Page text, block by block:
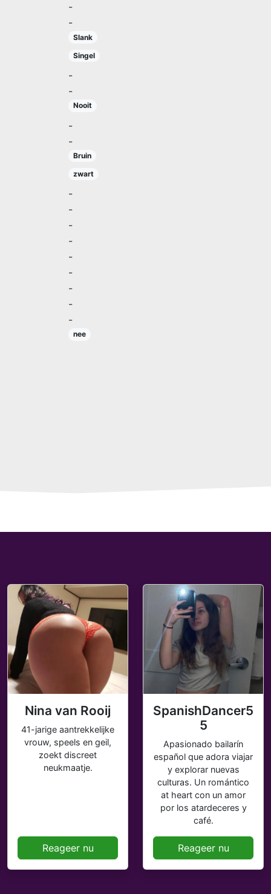
-
-
Slank
Singel
-
-
Nooit
-
-
Bruin
zwart
-
-
-
-
-
-
-
-
-
nee
Nina van Rooij
41-jarige aantrekkelijke
vrouw, speels en geil,
zoekt discreet
neukmaatje.
Reageer nu
SpanishDancer5
5
Apasionado bailarín
español que adora viajar
y explorar nuevas
culturas. Un romántico
at heart con un amor
por los atardeceres y
café.
Reageer nu